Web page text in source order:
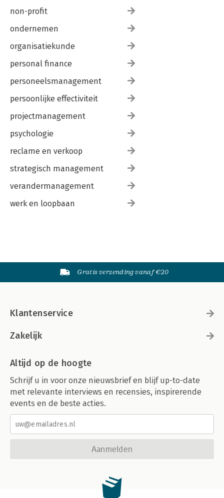
non-profit
ondernemen
organisatiekunde
personal finance
personeelsmanagement
persoonlijke effectiviteit
projectmanagement
psychologie
reclame en verkoop
strategisch management
verandermanagement
werk en loopbaan
Gratis verzending vanaf €20
Klantenservice
Zakelijk
Altijd op de hoogte
Schrijf u in voor onze nieuwsbrief en blijf up-to-date
met relevante interviews en recensies, inspirerende
events en de beste acties.
Aanmelden